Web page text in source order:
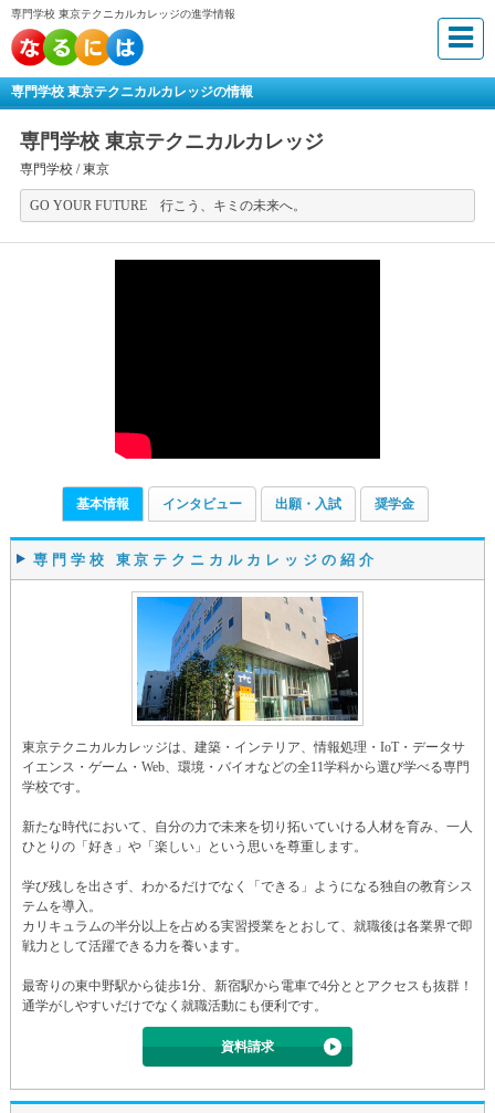
専門学校 東京テクニカルカレッジの進学情報
専門学校 東京テクニカルカレッジの情報
専門学校 東京テクニカルカレッジ
専門学校 /東京
GO YOUR FUTURE 行こう、キミの未来へ。
基本情報 インタビュー 出願・入試 奨学金
専門学校 東京テクニカルカレッジの紹介
東京テクニカルカレッジは、建築・インテリア、情報処理・IoT・データサ
イエンス・ゲーム・Web、環境・バイオなどの全11学科から選び学べる専門
学校です。
新たな時代において、自分の力で未来を切り拓いていける人材を育み、一人
ひとりの「好き」や「楽しい」という思いを尊重します。
学び残しを出さず、わかるだけでなく「できる」ようになる独自の教育シス
テムを導入。
カリキュラムの半分以上を占める実習授業をとおして、就職後は各業界で即
戦力として活躍できる力を養います。
最寄りの東中野駅から徒歩1分、新宿駅から電車で4分ととアクセスも抜群！
通学がしやすいだけでなく就職活動にも便利です。
資料請求